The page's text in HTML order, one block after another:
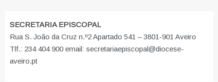
SECRETARIA EPISCOPAL
Rua S. João da Cruz n.º2 Apartado 541 – 3801-901 Aveiro
Tlf.: 234 404 900 email: secretariaepiscopal@diocese-
aveiro.pt